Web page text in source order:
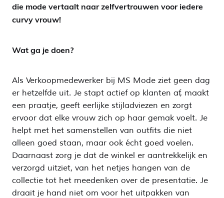
die mode vertaalt naar zelfvertrouwen voor iedere
curvy vrouw!
Wat ga je doen?
Als Verkoopmedewerker bij MS Mode ziet geen dag
er hetzelfde uit. Je stapt actief op klanten af, maakt
een praatje, geeft eerlijke stijladviezen en zorgt
ervoor dat elke vrouw zich op haar gemak voelt. Je
helpt met het samenstellen van outfits die niet
alleen goed staan, maar ook écht goed voelen.
Daarnaast zorg je dat de winkel er aantrekkelijk en
verzorgd uitziet, van het netjes hangen van de
collectie tot het meedenken over de presentatie. Je
draait je hand niet om voor het uitpakken van